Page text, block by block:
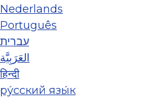
Nederlands
Português
עברית
العَرَبِيَّة
हिन्दी
ру́сский язы́к